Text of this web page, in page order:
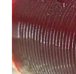
WN
NUSANTARA
WN
JOGJA